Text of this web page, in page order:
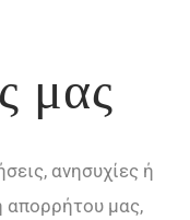
μας
ανησυχίες ή
απορρήτου μας,